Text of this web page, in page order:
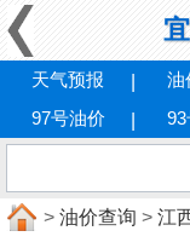
天气预报 油
97号油价
> 油价查询 > 江